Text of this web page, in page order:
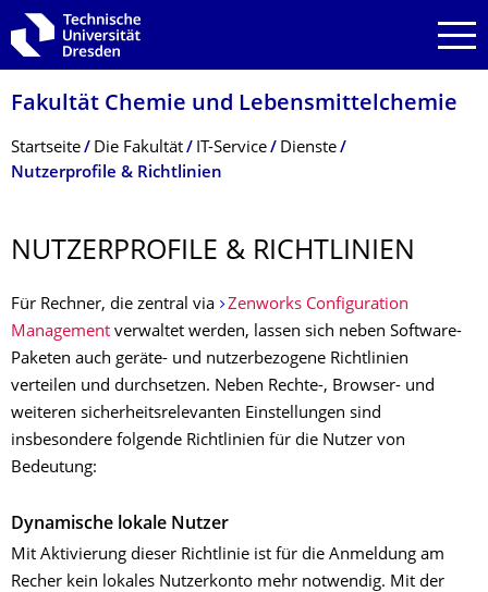
Zur Hauptnavigation springen
Zur Suche springen
Zum Inhalt springen
Fakultät Chemie und Lebensmittelchemie
Breadcrumb-Menü
Startseite Die Fakultät IT-Service
Dienste
Nutzerprofile & Richtlinien
NUTZERPROFILE & RICHTLINIEN
Für Rechner, die zentral via
Zenworks Configuration
Management verwaltet werden, lassen sich neben Software-
Paketen auch geräte- und nutzerbezogene Richtlinien
verteilen und durchsetzen. Neben Rechte-, Browser- und
weiteren sicherheitsrelevanten Einstellungen sind
insbesondere folgende Richtlinien für die Nutzer von
Bedeutung:
Dynamische lokale Nutzer
Mit Aktivierung dieser Richtlinie ist für die Anmeldung am
Recher kein lokales Nutzerkonto mehr notwendig. Mit der